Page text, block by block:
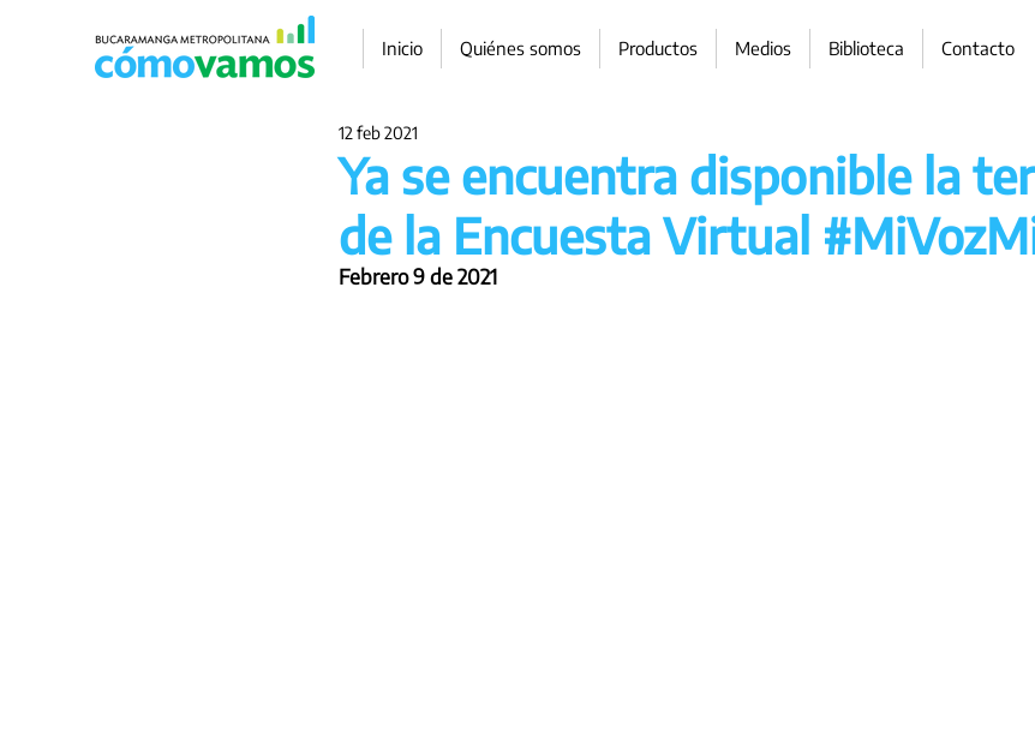
Inicio Quiénes somos Productos Medios Biblioteca Contacto
Ya se encuentra disponible la
de la Encuesta Virtual
12 feb 2021
Febrero 9 de 2021